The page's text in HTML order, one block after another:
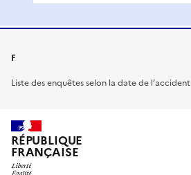
F
Liste des enquêtes selon la date de l’accident
RÉPUBLIQUE
FRANÇAISE